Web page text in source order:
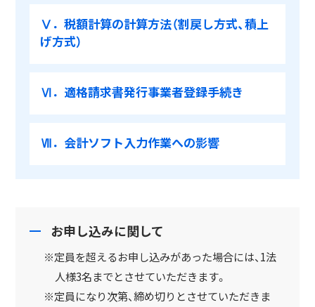
Ⅴ．税額計算の計算方法（割戻し方式、積上
げ方式）
Ⅵ．適格請求書発行事業者登録手続き
Ⅶ．会計ソフト入力作業への影響
お申し込みに関して
※定員を超えるお申し込みがあった場合には、1法
人様3名までとさせていただきます。
※定員になり次第、締め切りとさせていただきま